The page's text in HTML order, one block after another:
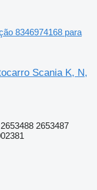
8346974168 para
Scania K, N,
2653487